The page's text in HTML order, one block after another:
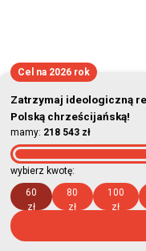
Cel na 2026 rok
Zatrzymaj ideologiczną
Polską chrześcijańską!
mamy: 218 543 zł
wybierz kwotę:
60
zł
80
zł
100
zł